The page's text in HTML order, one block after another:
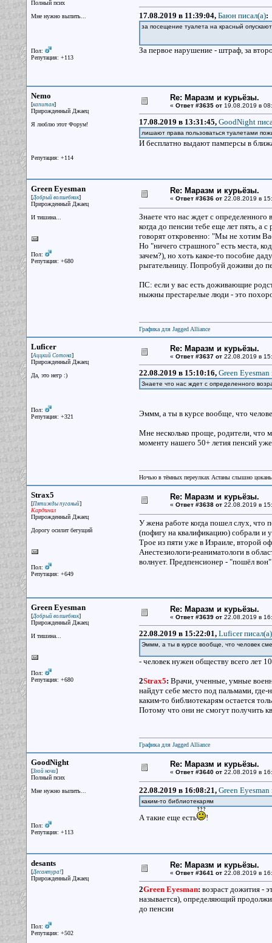
Полный псих
Мне нужно выпить...
Пол:
Репутация: +113
17.08.2019 в 11:39:04, Баюн писал(a):
за посещение туалета на красный
За первое нарушение - штраф, за
Nemo
[капитан]
Прирожденный Джаец
Я люблю этот Форум!
Репутация: +114
Re: Маразм и курьёзы.
« Ответ #3635 от19.08.2019 в
17.08.2019 в 13:31:45, GoodNight
лишают права пользоваться туалетами
И бесплатно выдают памперсы в
Green Eyesman
[Добрый волшебник]
Прирожденный Джаец
И тишина...
Пол:
Репутация: +680
Re: Маразм и курьёзы.
« Ответ #3636 от22.08.2019 в
Знаете что нас ждет с
когда до пенсии тебе еще лет пять, а
говорят откровенно: "Мы не хотим
Но "ничего страшного" есть места,
зачем?), но хоть какое-то пособие
рыгательницу. Попробуй доживи до
ПС: если у вас есть доживающие
ныжны престарелые люди - это
Графика для Jagged Alliance
Luficer
[Аццкий Сотона]
Прирожденный Джаец
Да, это негр :)
Пол:
Репутация: +321
Re: Маразм и курьёзы.
« Ответ #3637 от22.08.2019 в
22.08.2019 в 15:10:16, Green Eyesman
Знаете что нас ждет с определенного
Эммм, а ты в курсе вообще, что
Мне несколько проще, родители, что
моменту нашего 50+ летия пенсий уже
Ночью в тёмных переулках Астаны слышно
Strax5
[Пятижды пуганый]
Кардинал
Прирожденный Джаец
Дорогу осилит бегущий
Пол:
Репутация: +649
Re: Маразм и курьёзы.
« Ответ #3638 от22.08.2019 в
У жена работе когда пошел слух, что
(пофигу на квалификацию) собрали и
Трое из пяти уже в Израиле, второй
Анестезиологи-реаниматологи в
волнует. Предпенсионер - "пошёл
Green Eyesman
[Добрый волшебник]
Прирожденный Джаец
И тишина...
Пол:
Репутация: +680
Re: Маразм и курьёзы.
« Ответ #3639 от22.08.2019 в
22.08.2019 в 15:22:01, Luficer писал(a)
Эммм, а ты в курсе вообще, что человек
- человек нужен обществу всего лет
2Strax5: Врачи, ученные, умные
найдут себе место под пальмами,
каким-то библиотекарям остается
Потому что они не смогут получить
Графика для Jagged Alliance
GoodNight
[Злой ночи]
Полный псих
Мне нужно выпить...
Пол:
Репутация: +113
Re: Маразм и курьёзы.
« Ответ #3640 от22.08.2019 в
22.08.2019 в 16:08:21, Green Eyesman
каким-то библиотекарям
А такие еще есть !
desants
[Десантура!]
Прирожденный Джаец
Пол:
Репутация: +502
Re: Маразм и курьёзы.
« Ответ #3641 от22.08.2019 в
2Green Eyesman: возраст дожития -
называется), определяющий
до пенсии